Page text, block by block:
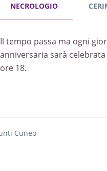
NECROLOGIO
Il tempo passa ma ogni
anniversaria sarà
ore 18.
Cuneo